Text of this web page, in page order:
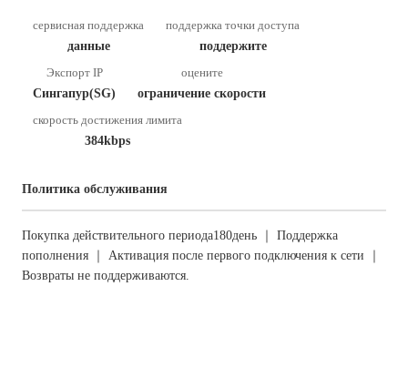
сервисная поддержка
данные
поддержка точки доступа
поддержите
Экспорт IP
Сингапур(SG)
оцените
ограничение скорости
скорость достижения лимита
384kbps
Политика обслуживания
Покупка действительного периода180день ｜ Поддержка
пополнения ｜ Активация после первого подключения к сети ｜
Возвраты не поддерживаются.